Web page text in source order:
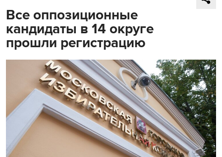
Все оппозиционные
кандидаты в 14 округе
прошли регистрацию